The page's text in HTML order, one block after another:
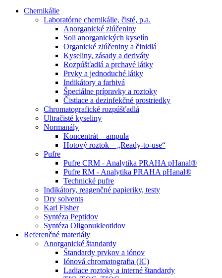
Chemikálie
Laboratórne chemikálie, čisté, p.a.
Anorganické zlúčeniny
Soli anorganických kyselín
Organické zlúčeniny a činidlá
Kyseliny, zásady a deriváty
Rozpúšťadlá a prchavé látky
Prvky a jednoduché látky
Indikátory a farbivá
Špeciálne prípravky a roztoky
Čistiace a dezinfekčné prostriedky
Chromatografické rozpúšťadlá
Ultračisté kyseliny
Normanály
Koncentrát – ampula
Hotový roztok – „Ready-to-use“
Pufre
Pufre CRM - Analytika PRAHA pHanal®
Pufre RM - Analytika PRAHA pHanal®
Technické pufre
Indikátory, reagenčné papieriky, testy
Dry solvents
Karl Fisher
Syntéza Peptidov
Syntéza Oligonukleotidov
Referenčné materiály
Anorganické štandardy
Štandardy prvkov a iónov
Iónová chromatografia (IC)
Ladiace roztoky a interné štandardy